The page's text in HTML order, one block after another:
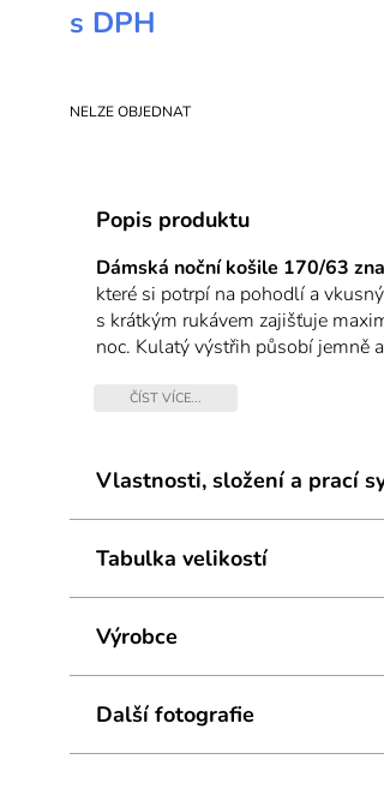
s DPH
NELZE OBJEDNAT
Popis produktu
Dámská noční košile 170/63
které si potrpí na pohodlí a
s krátkým rukávem zajišťuje
noc. Kulatý výstřih působí jemně
bavlna, která je příjemná na
Styl:Se vzorem
Složení:100% bavlna
ČÍST VÍCE...
Vlastnosti, složení a prací
Tabulka velikostí
Výrobce
Další fotografie